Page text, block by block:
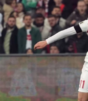
Güncel
Gündem
Politika
Spor